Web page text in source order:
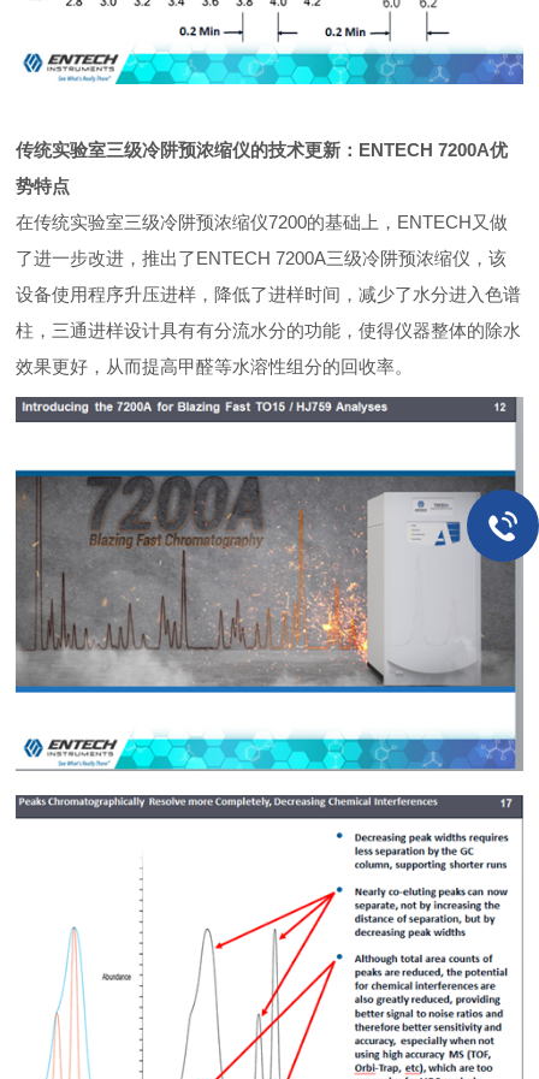
传统实验室三级冷阱预浓缩仪的技术更新：ENTECH 7200A优
势特点
在传统实验室三级冷阱预浓缩仪7200的基础上，ENTECH又做
了进一步改进，推出了ENTECH 7200A三级冷阱预浓缩仪，该
设备使用程序升压进样，降低了进样时间，减少了水分进入色谱
柱，三通进样设计具有有分流水分的功能，使得仪器整体的除水
效果更好，从而提高甲醛等水溶性组分的回收率。